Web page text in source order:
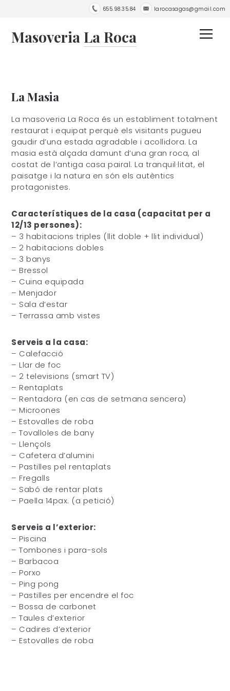
655.98.35.84 larocasagas@gmail.com
Masoveria La Roca
La Masia
La masoveria La Roca és un establiment totalment
restaurat i equipat perquè els visitants pugueu
gaudir d’una estada agradable i acollidora. La
masia està alçada damunt d’una gran roca, al
costat de l’antiga casa pairal. La tranquil·litat, el
paisatge i la natura en són els autèntics
protagonistes.
Característiques de la casa (capacitat per a
12/13 persones):
– 3 habitacions triples (llit doble + llit individual)
– 2 habitacions dobles
– 3 banys
– Bressol
– Cuina equipada
– Menjador
– Sala d’estar
– Terrassa amb vistes
Serveis a la casa:
– Calefacció
– Llar de foc
– 2 televisions (smart TV)
– Rentaplats
– Rentadora (en cas de setmana sencera)
– Microones
– Estovalles de roba
– Tovalloles de bany
– Llençols
– Cafetera d’alumini
– Pastilles pel rentaplats
– Fregalls
– Sabó de rentar plats
– Paella 14pax. (a petició)
Serveis a l’exterior:
– Piscina
– Tombones i para-sols
– Barbacoa
– Porxo
– Ping pong
– Pastilles per encendre el foc
– Bossa de carbonet
– Taules d’exterior
– Cadires d’exterior
– Estovalles de roba